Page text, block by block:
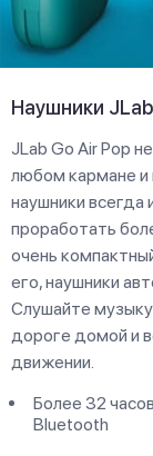
Наушники
JLab Go Air Pop
любом кармане
наушники всегда
проработать
очень
его, наушники
Слушайте музыку
дороге домой и
движении.
Более 32
Bluetooth